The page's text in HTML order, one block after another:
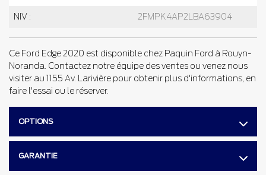
NIV : 2FMPK4AP2LBA63904
Ce Ford Edge 2020 est disponible chez Paquin Ford à Rouyn-
Noranda. Contactez notre équipe des ventes ou venez nous
visiter au 1155 Av. Larivière pour obtenir plus d'informations, en
faire l'essai ou le réserver.
OPTIONS
GARANTIE